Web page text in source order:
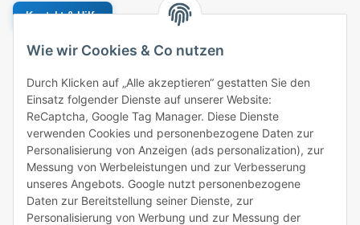
Kontakt & Hilfe
Geprüfter Händler
Bestellung
ROTHLER
Zahlungsarten
Wie wir Cookies & Co nutzen
Durch Klicken auf „Alle akzeptieren“ gestatten Sie den
Einsatz folgender Dienste auf unserer Website:
ReCaptcha, Google Tag Manager. Diese Dienste
verwenden Cookies und personenbezogene Daten zur
Personalisierung von Anzeigen (ads personalization), zur
Messung von Werbeleistungen und zur Verbesserung
unseres Angebots. Google nutzt personenbezogene
Daten zur Bereitstellung seiner Dienste, zur
Personalisierung von Werbung und zur Messung der